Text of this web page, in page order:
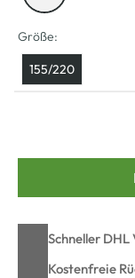
Größe:
155/220
Schneller
Kostenfreie